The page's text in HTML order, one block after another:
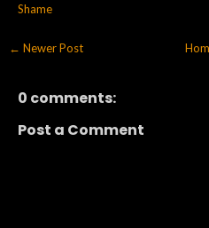
Shame
← Newer Post
0 comments:
Post a Comment